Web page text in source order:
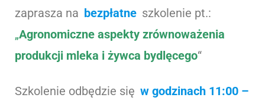
zaprasza na bezpłatne szkolenie pt.:
„Agronomiczne aspekty zrównoważenia
produkcji mleka i żywca bydlęcego“
Szkolenie odbędzie się w godzinach 11:00 –